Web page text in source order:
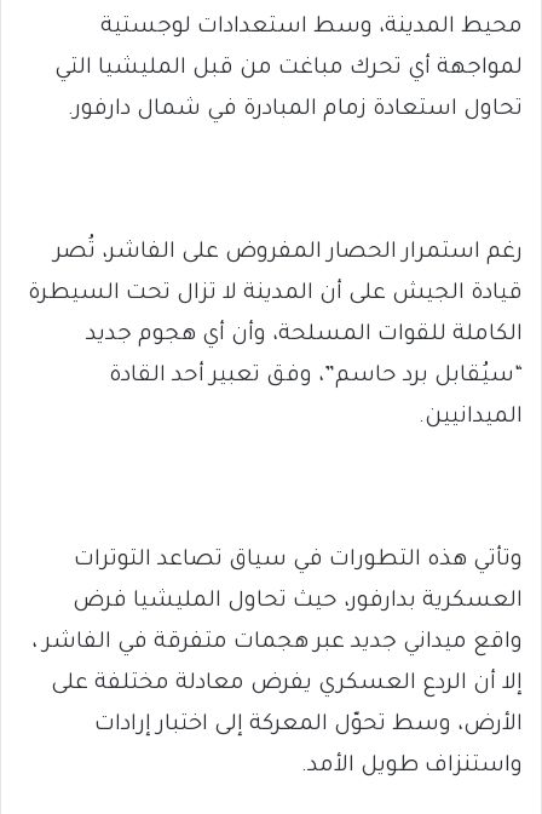
محيط المدينة، وسط استعدادات لوجستية
لمواجهة أي تحرك مباغت من قبل المليشيا التي
تحاول استعادة زمام المبادرة في شمال دارفور.
رغم استمرار الحصار المفروض على الفاشر، تُصر
قيادة الجيش على أن المدينة لا تزال تحت السيطرة
الكاملة للقوات المسلحة، وأن أي هجوم جديد
“سيُقابل برد حاسم”، وفق تعبير أحد القادة
الميدانيين.
وتأتي هذه التطورات في سياق تصاعد التوترات
العسكرية بدارفور، حيث تحاول المليشيا فرض
واقع ميداني جديد عبر هجمات متفرقة في الفاشر ،
إلا أن الردع العسكري يفرض معادلة مختلفة على
الأرض، وسط تحوّل المعركة إلى اختبار إرادات
واستنزاف طويل الأمد.